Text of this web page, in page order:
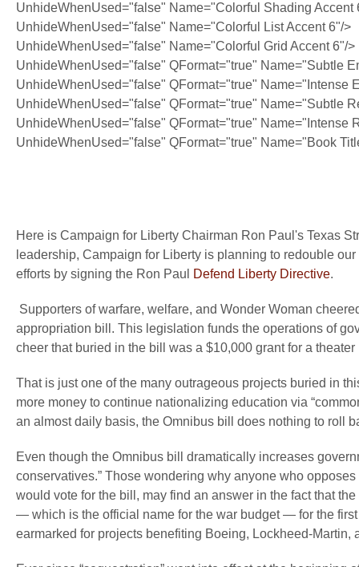
UnhideWhenUsed="false" Name="Colorful Shading Accent
UnhideWhenUsed="false" Name="Colorful List Accent 6"/>
UnhideWhenUsed="false" Name="Colorful Grid Accent 6"/>
UnhideWhenUsed="false" QFormat="true" Name="Subtle
UnhideWhenUsed="false" QFormat="true" Name="Intense
UnhideWhenUsed="false" QFormat="true" Name="Subtle
UnhideWhenUsed="false" QFormat="true" Name="Intense
UnhideWhenUsed="false" QFormat="true" Name="Book
Here is Campaign for Liberty Chairman Ron Paul's Texas
leadership, Campaign for Liberty is planning to redouble
efforts by signing the Ron Paul
Defend Liberty Directive.
Supporters of warfare, welfare, and Wonder Woman
appropriation bill. This legislation funds the operations of
cheer that buried in the bill was a $10,000 grant for a
That is just one of the many outrageous projects buried in
more money to continue nationalizing education via
an almost daily basis, the Omnibus bill does nothing to roll
Even though the Omnibus bill dramatically increases
conservatives.” Those wondering why anyone who
would vote for the bill, may find an answer in the fact that
— which is the official name for the war budget — for the
earmarked for projects benefiting Boeing, Lockheed-Martin,